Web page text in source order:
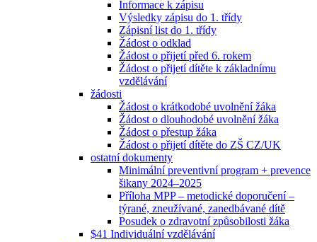
Informace k zápisu
Výsledky zápisu do 1. třídy
Zápisní list do 1. třídy
Žádost o odklad
Žádost o přijetí před 6. rokem
Žádost o přijetí dítěte k základnímu
vzdělávání
žádosti
Žádost o krátkodobé uvolnění žáka
Žádost o dlouhodobé uvolnění žáka
Žádost o přestup žáka
Žádost o přijetí dítěte do ZŠ CZ/UK
ostatní dokumenty
Minimální preventivní program + prevence
šikany 2024–2025
Příloha MPP – metodické doporučení –
týrané, zneužívané, zanedbávané dítě
Posudek o zdravotní způsobilosti žáka
$41 Individuální vzdělávání